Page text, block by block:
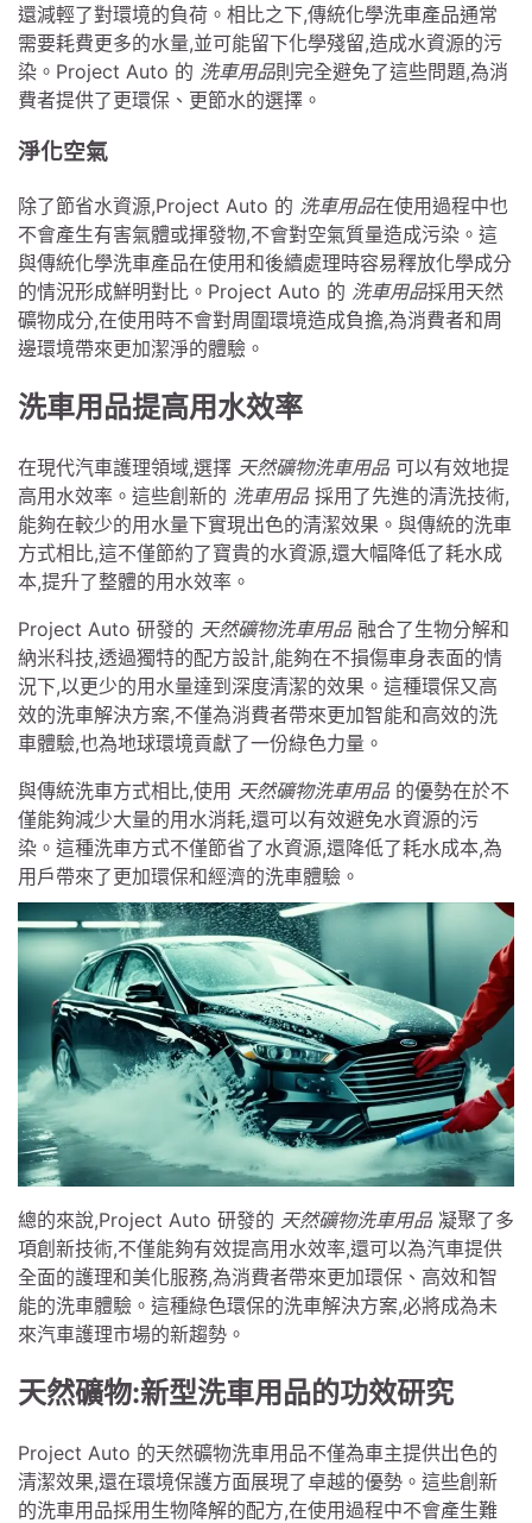
還減輕了對環境的負荷。相比之下,傳統化學洗車產品通常
需要耗費更多的水量,並可能留下化學殘留,造成水資源的污
染。Project Auto 的 洗車用品則完全避免了這些問題,為消
費者提供了更環保、更節水的選擇。
淨化空氣
除了節省水資源,Project Auto 的 洗車用品在使用過程中也
不會產生有害氣體或揮發物,不會對空氣質量造成污染。這
與傳統化學洗車產品在使用和後續處理時容易釋放化學成分
的情況形成鮮明對比。Project Auto 的 洗車用品採用天然
礦物成分,在使用時不會對周圍環境造成負擔,為消費者和周
邊環境帶來更加潔淨的體驗。
洗車用品提高用水效率
在現代汽車護理領域,選擇 天然礦物洗車用品 可以有效地提
高用水效率。這些創新的 洗車用品 採用了先進的清洗技術,
能夠在較少的用水量下實現出色的清潔效果。與傳統的洗車
方式相比,這不僅節約了寶貴的水資源,還大幅降低了耗水成
本,提升了整體的用水效率。
Project Auto 研發的 天然礦物洗車用品 融合了生物分解和
納米科技,透過獨特的配方設計,能夠在不損傷車身表面的情
況下,以更少的用水量達到深度清潔的效果。這種環保又高
效的洗車解決方案,不僅為消費者帶來更加智能和高效的洗
車體驗,也為地球環境貢獻了一份綠色力量。
與傳統洗車方式相比,使用 天然礦物洗車用品 的優勢在於不
僅能夠減少大量的用水消耗,還可以有效避免水資源的污
染。這種洗車方式不僅節省了水資源,還降低了耗水成本,為
用戶帶來了更加環保和經濟的洗車體驗。
總的來說,Project Auto 研發的 天然礦物洗車用品 凝聚了多
項創新技術,不僅能夠有效提高用水效率,還可以為汽車提供
全面的護理和美化服務,為消費者帶來更加環保、高效和智
能的洗車體驗。這種綠色環保的洗車解決方案,必將成為未
來汽車護理市場的新趨勢。
天然礦物:新型洗車用品的功效研究
Project Auto 的天然礦物洗車用品不僅為車主提供出色的
清潔效果,還在環境保護方面展現了卓越的優勢。這些創新
的洗車用品採用生物降解的配方,在使用過程中不會產生難